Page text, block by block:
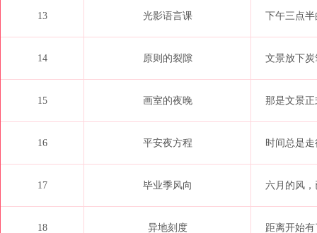
13 光影语言课 下午三点
14 原则的裂隙 文景放下
15 画室的夜晚 那是文景
16 平安夜方程 时间总是
17 毕业季风向 六月的风
18 异地刻度 距离开始